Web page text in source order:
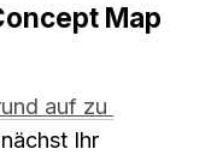
Map
auf zu
Ihr